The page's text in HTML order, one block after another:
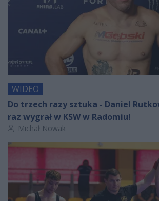
WIDEO
Do trzech razy sztuka - Daniel
raz wygrał w KSW w Radomiu!
Autor artykułu:
Michał Nowak